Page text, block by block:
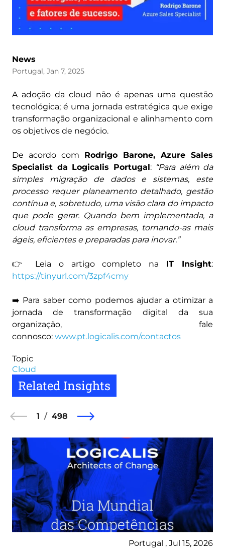
News
Portugal, Jan 7, 2025
A adoção da cloud não é apenas uma questão
tecnológica; é uma jornada estratégica que exige
transformação organizacional e alinhamento com
os objetivos de negócio.
De acordo com Rodrigo Barone, Azure Sales
Specialist da Logicalis Portugal: “Para além da
simples migração de dados e sistemas, este
processo requer planeamento detalhado, gestão
contínua e, sobretudo, uma visão clara do impacto
que pode gerar. Quando bem implementada, a
cloud transforma as empresas, tornando-as mais
ágeis, eficientes e preparadas para inovar.”
👉 Leia o artigo completo na IT Insight:
https://tinyurl.com/3zpf4cmy
➡️ Para saber como podemos ajudar a otimizar a
jornada de transformação digital da sua
organização, fale
connosco: www.pt.logicalis.com/contactos
Topic
Cloud
Related Insights
1 498
Portugal , Jul 15, 2026